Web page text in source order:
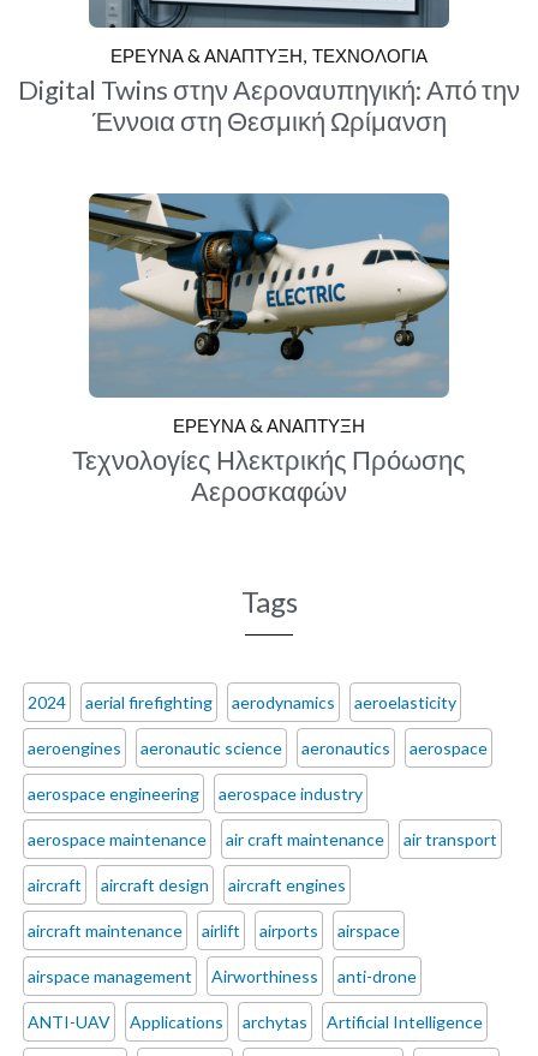
ΕΡΕΥΝΑ & ΑΝΑΠΤΥΞΗ ΤΕΧΝΟΛΟΓΙΑ
Digital Twins στην Αεροναυπηγική: Από την
Έννοια στη Θεσμική Ωρίμανση
ΕΡΕΥΝΑ & ΑΝΑΠΤΥΞΗ
Τεχνολογίες Ηλεκτρικής Πρόωσης
Αεροσκαφών
Tags
2024 aerial firefighting aerodynamics aeroelasticity
aeroengines aeronautic science aeronautics aerospace
aerospace engineering aerospace industry
aerospace maintenance air craft maintenance air transport
aircraft aircraft design aircraft engines
aircraft maintenance airlift airports airspace
airspace management Airworthiness anti-drone
ANTI-UAV Applications archytas Artificial Intelligence